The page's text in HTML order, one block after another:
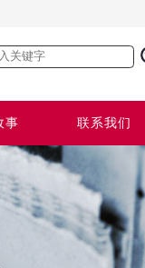
事 联系我们